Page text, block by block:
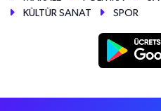
KÜLTÜR SANAT
SPOR